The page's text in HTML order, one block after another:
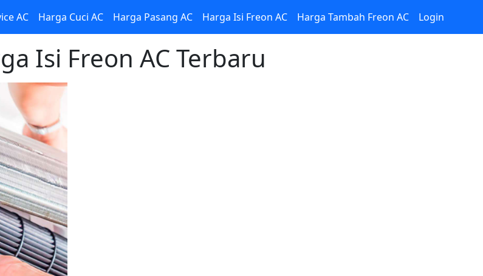
AC Harga Cuci AC Harga Pasang AC Harga Isi Freon AC Harga Tambah Freon AC Login
Isi Freon AC Terbaru